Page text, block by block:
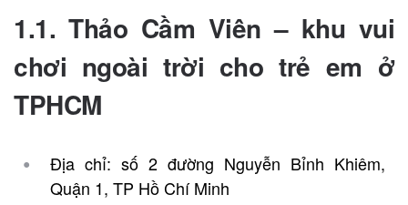
1.1. Thảo Cầm Viên – khu vui
chơi ngoài trời cho trẻ em ở
TPHCM
Địa chỉ: số 2 đường Nguyễn Bỉnh Khiêm,
Quận 1, TP Hồ Chí Minh